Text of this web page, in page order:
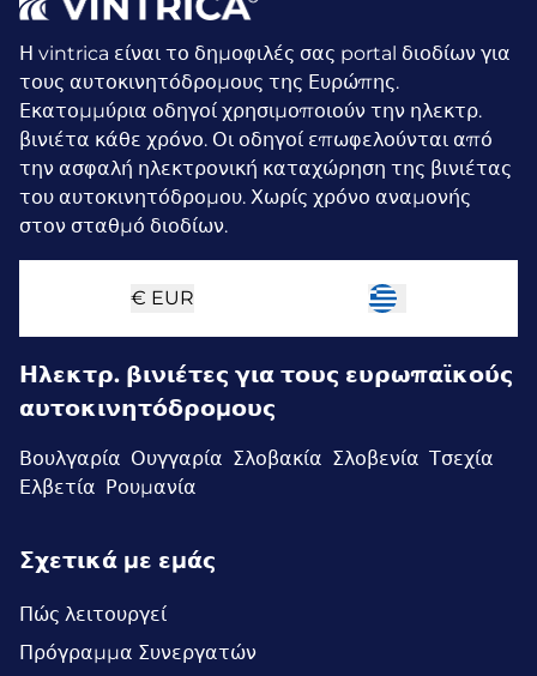
Η vintrica είναι το δημοφιλές σας portal διοδίων για
τους αυτοκινητόδρομους της Ευρώπης.
Εκατομμύρια οδηγοί χρησιμοποιούν την ηλεκτρ.
βινιέτα κάθε χρόνο. Οι οδηγοί επωφελούνται από
την ασφαλή ηλεκτρονική καταχώρηση της βινιέτας
του αυτοκινητόδρομου. Χωρίς χρόνο αναμονής
στον σταθμό διοδίων.
€ EUR
Ηλεκτρ. βινιέτες για τους ευρωπαϊκούς
αυτοκινητόδρομους
Βουλγαρία Ουγγαρία Σλοβακία Σλοβενία Τσεχία
Ελβετία
Ρουμανία
Σχετικά με εμάς
Πώς λειτουργεί
Πρόγραμμα Συνεργατών